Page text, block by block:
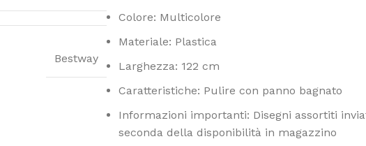
Bestway
Colore: Multicolore
Materiale: Plastica
Larghezza: 122 cm
Caratteristiche: Pulire con panno bagnato
Informazioni importanti: Disegni assortiti
seconda della disponibilità in magazzino